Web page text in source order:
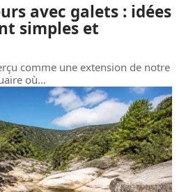
avec galets : idées
simples et
comme une extension de notre
où…